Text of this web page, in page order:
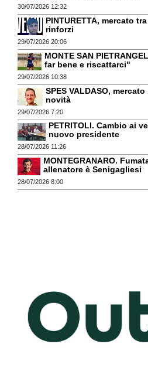
30/07/2026 12:32
PINTURETTA, mercato
rinforzi
29/07/2026 20:06
MONTE SAN
far bene e riscattarci"
29/07/2026 10:38
SPES VALDASO,
novità
29/07/2026 7:20
PETRITOLI. Cambio ai
nuovo presidente
28/07/2026 11:26
MONTEGRANARO.
allenatore è Senigagliesi
28/07/2026 8:00